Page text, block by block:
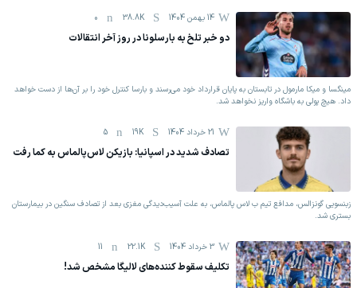
14 بهمن 1404 38.8K
0
دو خبر تلخ به بارسلونا در روز آخر انتقالات
مینگسا و میکا مارمول در تابستان به پایان قرارداد خود می‌رسند و بارسا کنترل خود را بر آن‌ها از دست خواهد
داد. هیچ پولی به باشگاه واریز نخواهد شد.
21 خرداد 1404 19K
5
تصادف شدید در اسپانیا: بازیکن لاس‌پالماس به کما رفت
زبنسویی گونزالس، مدافع تیم ب لاس پالماس، به علت آسیب‌دیدگی مغزی بعد از تصادف سنگین در بيمارستان
بستری شد.
3 خرداد 1404 22.1K
11
تکلیف سقوط کننده‌های لالیگا مشخص شد!